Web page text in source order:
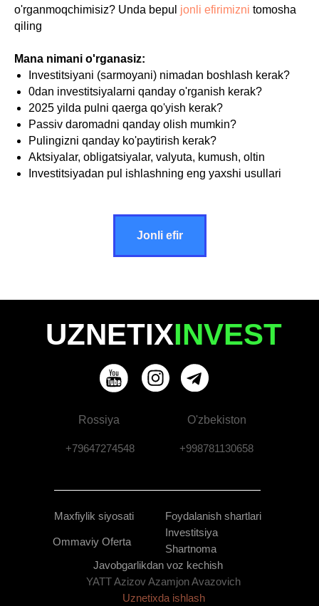
o'rganmoqchimisiz? Unda bepul jonli efirimizni tomosha
qiling
Mana nimani o'rganasiz:
Investitsiyani (sarmoyani) nimadan boshlash kerak?
0dan investitsiyalarni qanday o'rganish kerak?
2025 yilda pulni qaerga qo'yish kerak?
Passiv daromadni qanday olish mumkin?
Pulingizni qanday ko'paytirish kerak?
Aktsiyalar, obligatsiyalar, valyuta, kumush, oltin
Investitsiyadan pul ishlashning eng yaxshi usullari
Jonli efir
Maxfiylik siyosati
Ommaviy Oferta
Foydalanish shartlari
Shartnoma
YATT Azizov Azamjon Avazovich
Uznetixda ishlash
Rossiya
+79647274548
O'zbekiston
+998781130658
UZNETIXINVEST
Javobgarlikdan voz kechish
Investitsiya